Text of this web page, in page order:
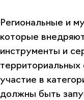
Региональные и
которые
инструменты и
территориальных
участие в
должны быть